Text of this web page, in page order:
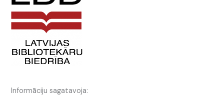
Informāciju sagatavoja: